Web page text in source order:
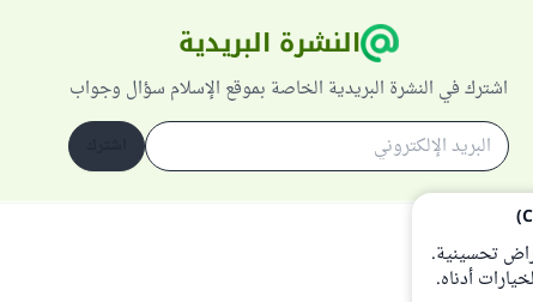
النشرة البريدية
اشترك في النشرة البريدية الخاصة بموقع الإسلام سؤال وجواب
تحسينية.
أدناه.